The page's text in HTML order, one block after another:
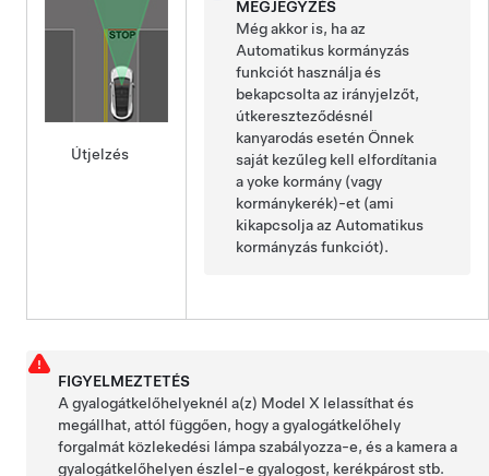
Útjelzés
MEGJEGYZÉS
Még akkor is, ha az
Automatikus kormányzás
funkciót használja és
bekapcsolta az irányjelzőt,
útkereszteződésnél
kanyarodás esetén Önnek
saját kezűleg kell elfordítania
ayoke kormány (vagy
kormánykerék)-et (ami
kikapcsolja az Automatikus
kormányzásfunkciót).
FIGYELMEZTETÉS
A gyalogátkelőhelyeknél a(z) Model X lelassíthat és
megállhat, attól függően, hogy a gyalogátkelőhely
forgalmát közlekedési lámpa szabályozza-e, és a kamera a
gyalogátkelőhelyen észlel-e gyalogost, kerékpárost stb.